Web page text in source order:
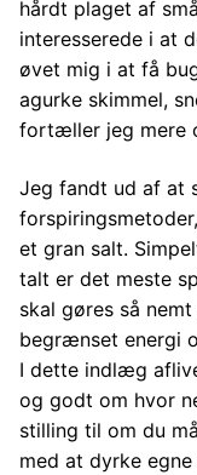
hårdt plaget af
interesserede i at
øvet mig i at få
agurke skimmel,
fortæller jeg mere
Jeg fandt ud af at
et gran salt.
talt er det meste
skal gøres så
begrænset energi
I dette indlæg
og godt om hvor
stilling til om du
med at dyrke